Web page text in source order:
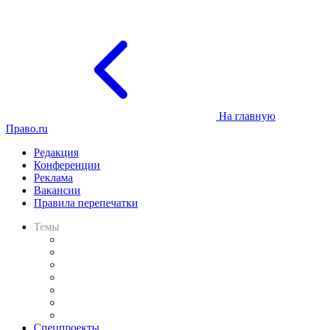
На главную
Право.ru
Редакция
Конференции
Реклама
Вакансии
Правила перепечатки
Темы
Спецпроекты